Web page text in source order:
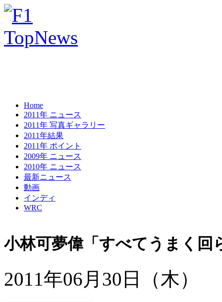
Home
2011年 ニュース
2011年 写真ギャラリー
2011年結果
2011年 ポイント
2009年 ニュース
2010年 ニュース
最新ニュース
動画
インディ
WRC
小林可夢偉「すべてうまく回
2011年06月30日（木）